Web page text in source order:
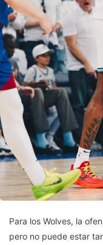
Para los Wolves, la
pero no puede estar